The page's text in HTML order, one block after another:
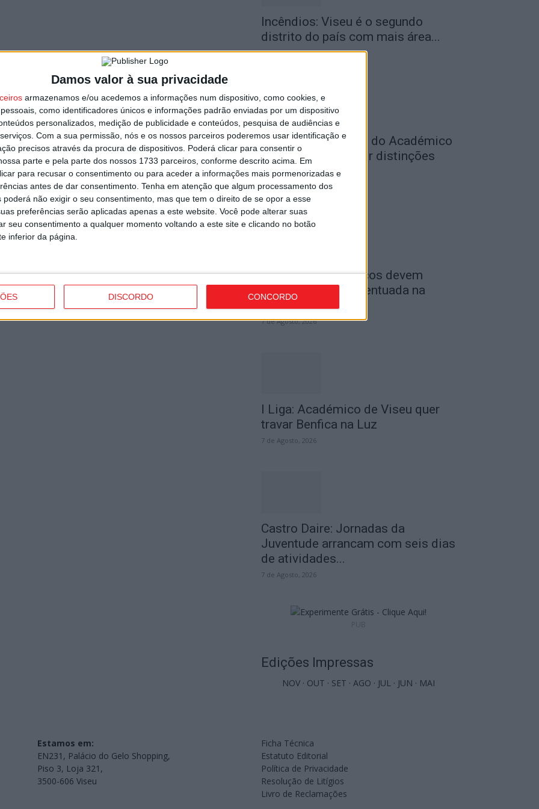
Damos valor à sua privacidade
armazenamos e/ou acedemos a informações num dispositivo, como cookies, e
como identificadores únicos e informações padrão enviadas por um dispositivo
personalizados, medição de publicidade e conteúdos, pesquisa de audiências e
Com a sua permissão, nós e os nossos parceiros poderemos usar identificação e
precisos através da procura de dispositivos. Poderá clicar para consentir o
parte e pela parte dos nossos 1733 parceiros, conforme descrito acima. Em
para recusar o consentimento ou para aceder a informações mais pormenorizadas e
antes de dar consentimento. Tenha em atenção que algum processamento dos
poderá não exigir o seu consentimento, mas que tem o direito de se opor a esse
preferências serão aplicadas apenas a este website. Você pode alterar suas
seu consentimento a qualquer momento voltando a este site e clicando no botão
inferior da página.
DISCORDO CONCORDO
Incêndios: Viseu é o segundo
distrito do país com mais área...
7 de Agosto, 2026
Futebol: Jogadores do Académico
e Tondela vão exibir distinções
oficiais nas...
7 de Agosto, 2026
Combustíveis: Preços devem
baixar de forma acentuada na
próxima semana
7 de Agosto, 2026
I Liga: Académico de Viseu quer
travar Benfica na Luz
7 de Agosto, 2026
Castro Daire: Jornadas da
Juventude arrancam com seis dias
de atividades...
7 de Agosto, 2026
Edições Impressas
NOV · OUT · SET · AGO · JUL · JUN · MAI
Estamos em:
EN231, Palácio do Gelo Shopping,
Piso 3, Loja 321,
3500-606 Viseu
Ficha Técnica
Estatuto Editorial
Política de Privacidade
Resolução de Litígios
Livro de Reclamações